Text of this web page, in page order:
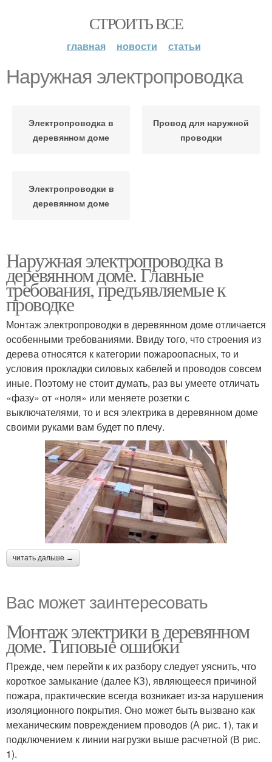
СТРОИТЬ ВСЕ
главная новости статьи
Наружная электропроводка
Электропроводка в
деревянном доме
Провод для наружной
проводки
Электропроводки в
деревянном доме
Наружная электропроводка в
деревянном доме. Главные
требования, предъявляемые к
проводке
Монтаж электропроводки в деревянном доме отличается
особенными требованиями. Ввиду того, что строения из
дерева относятся к категории пожароопасных, то и
условия прокладки силовых кабелей и проводов совсем
иные. Поэтому не стоит думать, раз вы умеете отличать
«фазу» от «ноля» или меняете розетки с
выключателями, то и вся электрика в деревянном доме
своими руками вам будет по плечу.
читать дальше →
Вас может заинтересовать
Монтаж электрики в деревянном
доме. Типовые ошибки
Прежде, чем перейти к их разбору следует уяснить, что
короткое замыкание (далее КЗ), являющееся причиной
пожара, практические всегда возникает из-за нарушения
изоляционного покрытия. Оно может быть вызвано как
механическим повреждением проводов (А рис. 1), так и
подключением к линии нагрузки выше расчетной (В рис.
1).